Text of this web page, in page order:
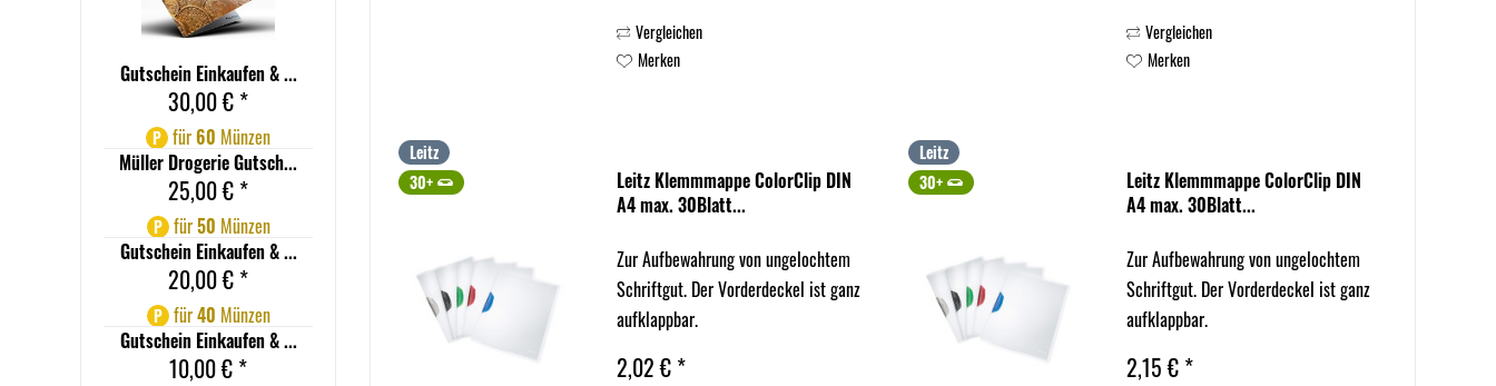
Gutschein Einkaufen & ...
30,00 € *
P für60 Münzen
Müller Drogerie Gutsch...
25,00 € *
P für50 Münzen
Gutschein Einkaufen & ...
20,00 € *
P für40 Münzen
Gutschein Einkaufen & ...
10,00 € *
Vergleichen
Merken
Vergleichen
Merken
Leitz
30+
Leitz Klemmmappe ColorClip DIN
A4 max. 30Blatt...
Zur Aufbewahrung von ungelochtem
Schriftgut. Der Vorderdeckel ist ganz
aufklappbar.
2,02 € *
Leitz
30+
Leitz Klemmmappe ColorClip DIN
A4 max. 30Blatt...
Zur Aufbewahrung von ungelochtem
Schriftgut. Der Vorderdeckel ist ganz
aufklappbar.
2,15 € *